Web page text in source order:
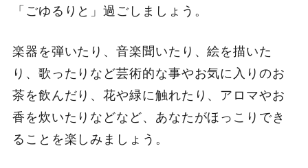
「ごゆるりと」過ごしましょう。
楽器を弾いたり、音楽聞いたり、絵を描いた
り、歌ったりなど芸術的な事やお気に入りのお
茶を飲んだり、花や緑に触れたり、アロマやお
香を炊いたりなどなど、あなたがほっこりでき
ることを楽しみましょう。